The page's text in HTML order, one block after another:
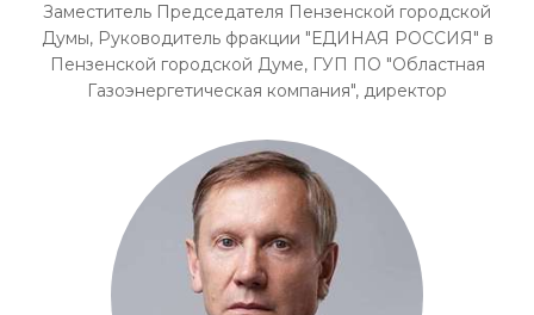
Заместитель Председателя Пензенской городской
Думы, Руководитель фракции "ЕДИНАЯ РОССИЯ" в
Пензенской городской Думе, ГУП ПО "Областная
Газоэнергетическая компания", директор